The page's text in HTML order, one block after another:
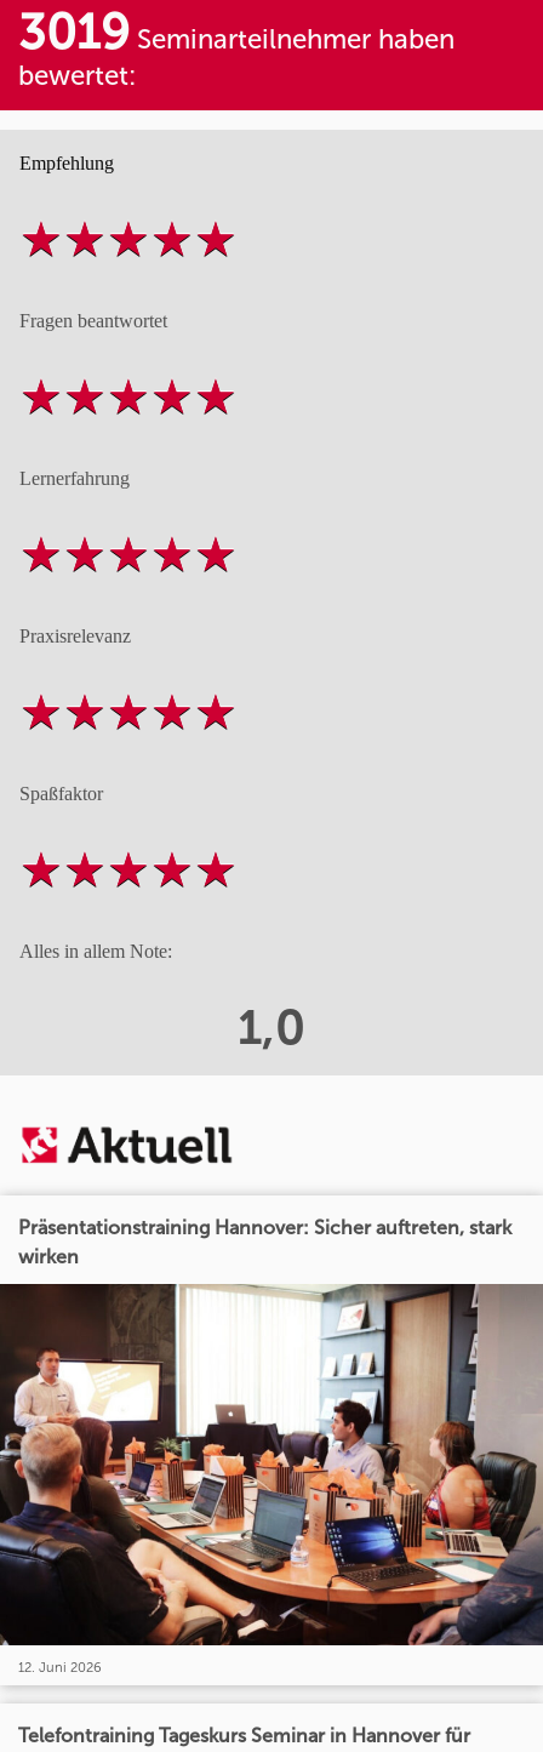
3019 Seminarteilnehmer haben
bewertet:
Empfehlung
Fragen beantwortet
Lernerfahrung
Praxisrelevanz
Spaßfaktor
Alles in allem Note:
1,0
Präsentationstraining Hannover: Sicher auftreten, stark
wirken
12. Juni 2026
Telefontraining Tageskurs Seminar in Hannover für